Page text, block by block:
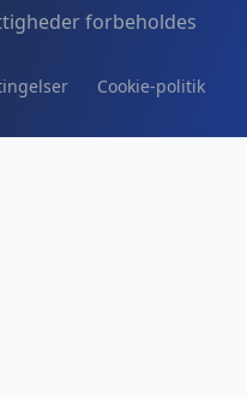
forbeholdes
Cookie-politik